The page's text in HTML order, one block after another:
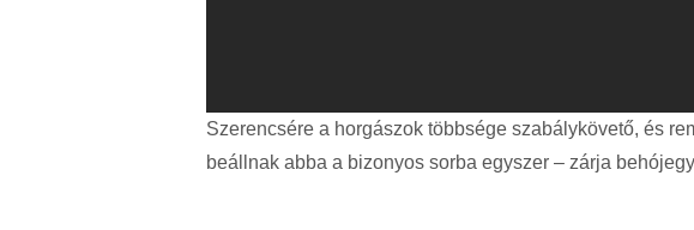
Szerencsére a horgászok többsége szabálykövető, és
beállnak abba a bizonyos sorba egyszer – zárja